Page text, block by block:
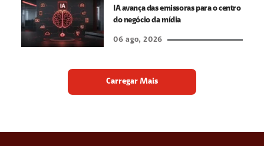
IA avança das emissoras para o centro
do negócio da mídia
06 ago, 2026
Carregar Mais